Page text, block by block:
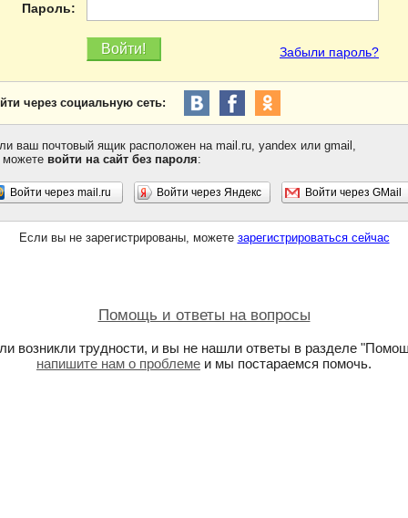
Пароль:
Забыли пароль?
через социальную сеть:
ваш почтовый ящик расположен на mail.ru, yandex или gmail,
можете войти на сайт без пароля:
Войти через mail.ru Войти через Яндекс Войти через GMail
Если вы не зарегистрированы, можете зарегистрироваться сейчас
Помощь и ответы на вопросы
возникли трудности, и вы не нашли ответы в разделе
напишите нам о проблеме и мы постараемся помочь.